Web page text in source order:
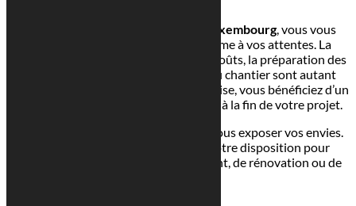
architecte à Luxembourg, vous vous
assurez d’obtenir un résultat conforme à vos attentes. La
réalisation des plans, l’estimation des coûts, la préparation des
et le contrôle du chantier sont autant
d’étapes cruciales. Grâce à notre expertise, vous bénéficiez d’un
accompagnement de qualité du début à la fin de votre projet.
N’hésitez pas à nous contacter pour nous exposer vos envies.
Georges Reuter Architectes est à votre disposition pour
concrétiser vos projets d’aménagement, de rénovation ou de